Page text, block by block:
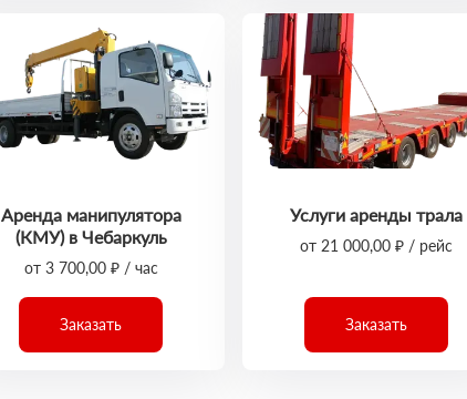
Аренда манипулятора
(КМУ) в Чебаркуль
от 3 700,00 ₽ / час
Заказать
Услуги аренды трала
от 21 000,00 ₽ / рейс
Заказать